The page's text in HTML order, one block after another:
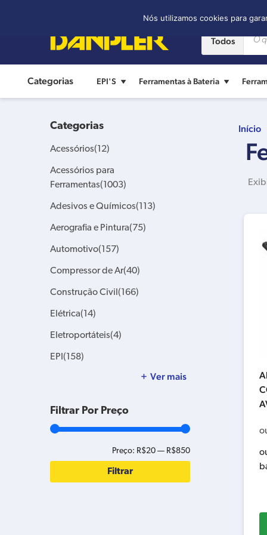
Todos
Categorias EPI'S Ferramentas à Bateria
Início
Categorias
Acessórios(12)
Acessórios para
Ferramentas(1003)
Adesivos e Químicos(113)
Aerografia e Pintura(75)
Automotivo(157)
Compressor de Ar(40)
Construção Civil (166)
Elétrica(14)
Eletroportáteis(4)
EPI (158)
Ver mais
Filtrar Por Preço
Filtrar
Preço: R$20 — R$850
Nós utilizamos cookies para